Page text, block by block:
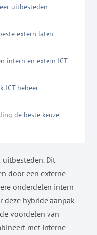
uitbesteden
extern laten
intern en extern ICT
ICT beheer
de beste keuze
uitbesteden. Dit
door een externe
onderdelen intern
deze hybride aanpak
voordelen van
met interne